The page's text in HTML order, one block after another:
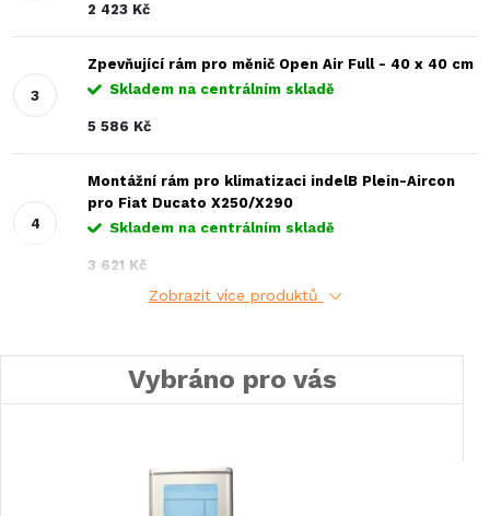
2 423 Kč
Zpevňující rám pro měnič Open Air Full - 40 x 40 cm
Skladem na centrálním skladě
5 586 Kč
Montážní rám pro klimatizaci indelB Plein-Aircon
pro Fiat Ducato X250/X290
Skladem na centrálním skladě
3 621 Kč
Zobrazit více produktů
Vybráno pro vás